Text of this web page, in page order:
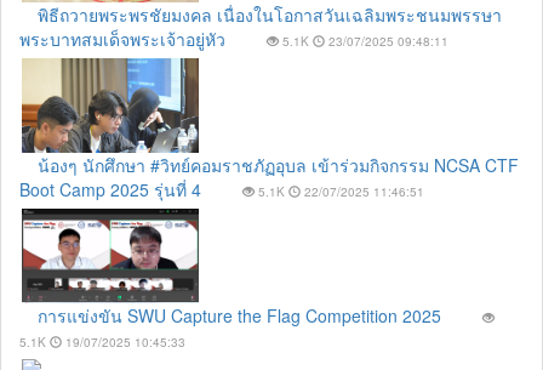
พิธีถวายพระพรชัยมงคล เนื่องในโอกาสวันเฉลิมพระชนมพรรษา
พระบาทสมเด็จพระเจ้าอยู่หัว
5.1K 23/07/2025 09:48:11
น้องๆ นักศึกษา #วิทย์คอมราชภัฏอุบล เข้าร่วมกิจกรรม NCSA CTF
Boot Camp 2025 รุ่นที่ 4
5.1K 22/07/2025 11:46:51
การแข่งขัน SWU Capture the Flag Competition 2025
5.1K 19/07/2025 10:45:33